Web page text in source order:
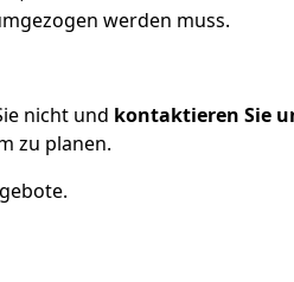
werden muss.
nicht und kontaktieren Sie
zu planen.